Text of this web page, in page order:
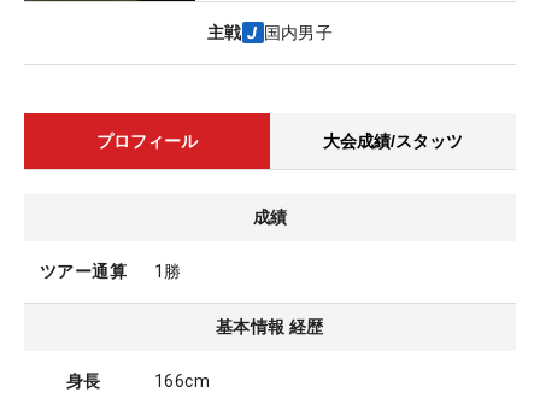
主戦 国内男子
プロフィール 大会成績/スタッツ
成績
ツアー通算 1勝
基本情報 経歴
身長 166cm